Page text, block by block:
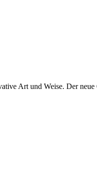
Art und Weise. Der